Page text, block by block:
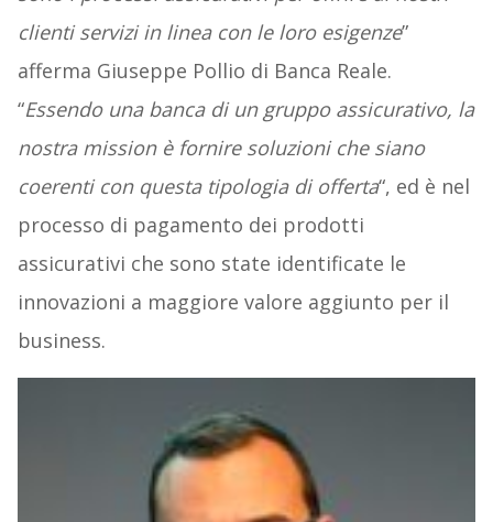
clienti servizi in linea con le loro esigenze”
afferma Giuseppe Pollio di Banca Reale.
“Essendo una banca di un gruppo assicurativo, la
nostra mission è fornire soluzioni che siano
coerenti con questa tipologia di offerta“, ed è nel
processo di pagamento dei prodotti
assicurativi che sono state identificate le
innovazioni a maggiore valore aggiunto per il
business.